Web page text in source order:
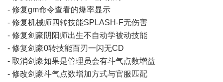
- 修复gm命令查看的爆率显示
- 修复机械师四转技能SPLASH-F无伤害
- 修复剑豪阴阳师出生不自动学被动技能
- 修复剑豪0转技能百刃一闪无CD
- 取消剑豪如果是管理员会有斗气点数增益
- 修改剑豪斗气点数增加方式与官服匹配